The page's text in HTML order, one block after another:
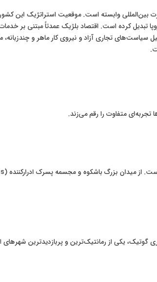
بین‌المللی وابسته است. موقعیت استراتژیک این
تبدیل کرده است. اقتصاد بلژیک عمدتاً مبتنی بر
سیاست‌های تجاری آزاد و نیروی کار ماهر و
متفاوت را رقم می‌زند.
یکی از رمانتیک‌ترین و پربازدیدترین